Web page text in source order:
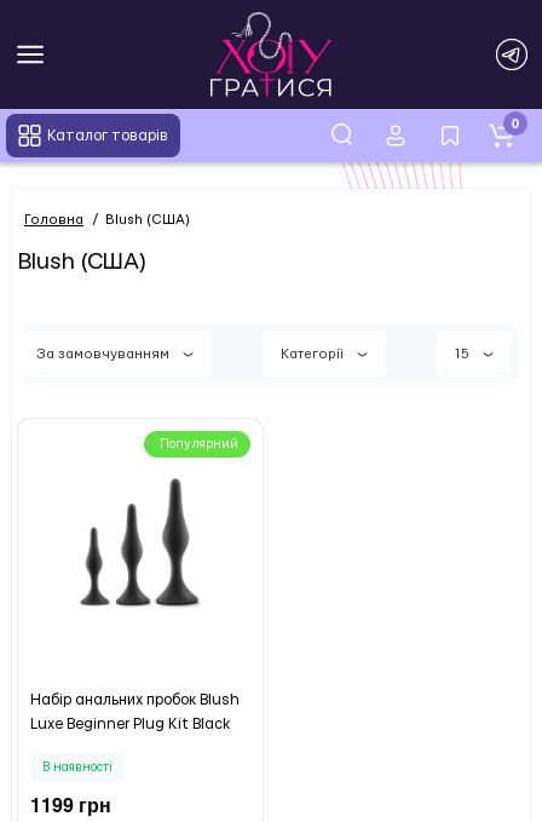
Каталог товарів
0
Головна Blush (США)
Blush (США)
За замовчуванням Категорії 15
Популярний
Набір анальних пробок Blush
Luxe Beginner Plug Kit Black
В наявності
1199 грн